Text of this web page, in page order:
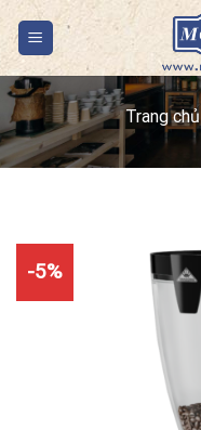
Skip
to
content
Trang chủ
-5%